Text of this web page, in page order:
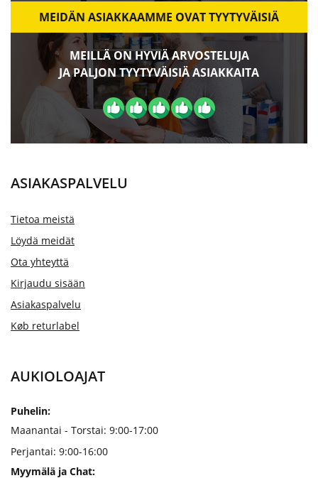
MEIDÄN ASIAKKAAMME OVAT TYYTYVÄISIÄ
MEILLÄ ON HYVIÄ ARVOSTELUJA
JA PALJON TYYTYVÄISIÄ ASIAKKAITA
ASIAKASPALVELU
Tietoa meistä
Löydä meidät
Ota yhteyttä
Kirjaudu sisään
Asiakaspalvelu
Køb returlabel
AUKIOLOAJAT
Puhelin:
Maanantai - Torstai: 9:00-17:00
Perjantai: 9:00-16:00
Myymälä ja Chat: